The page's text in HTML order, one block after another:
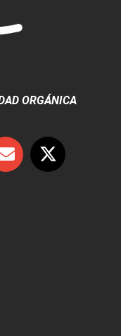
ORGÁNICA